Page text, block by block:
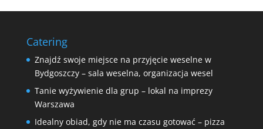
Catering
Znajdź swoje miejsce na przyjęcie weselne w
Bydgoszczy – sala weselna, organizacja wesel
Tanie wyżywienie dla grup – lokal na imprezy
Warszawa
Idealny obiad, gdy nie ma czasu gotować – pizza